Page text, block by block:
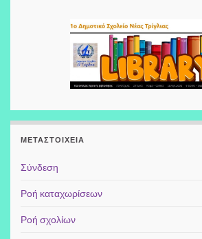
ΜΕΤΑΣΤΟΙΧΕΊΑ
Σύνδεση
Ροή καταχωρίσεων
Ροή σχολίων